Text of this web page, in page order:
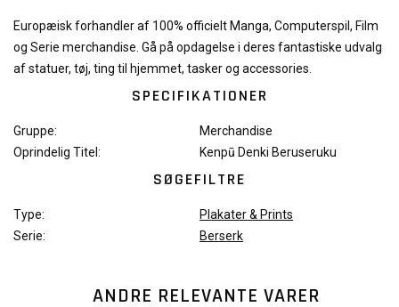
Europæisk forhandler af 100% officielt Manga, Computerspil, Film
og Serie merchandise. Gå på opdagelse i deres fantastiske udvalg
af statuer, tøj, ting til hjemmet, tasker og accessories.
SPECIFIKATIONER
Gruppe:
Merchandise
Oprindelig Titel:
Kenpū Denki Beruseruku
SØGEFILTRE
Type:
Plakater & Prints
Serie:
Berserk
ANDRE RELEVANTE VARER